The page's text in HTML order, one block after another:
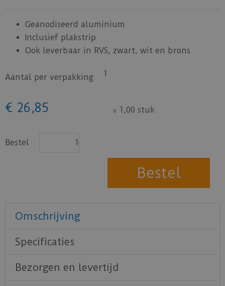
Geanodiseerd aluminium
Inclusief plakstrip
Ook leverbaar in RVS, zwart, wit en brons
Aantal per verpakking 1
€ 26 ,85 = 1,00 stuk
Bestel
Omschrijving
Specificaties
Bezorgen en levertijd